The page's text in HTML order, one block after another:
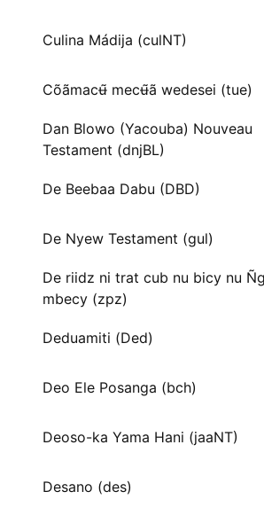
Culina Mádija (culNT)
Cõãmacʉ̃ mecʉ̃ã wedesei (tue)
Dan Blowo (Yacouba) Nouveau
Testament (dnjBL)
De Beebaa Dabu (DBD)
De Nyew Testament (gul)
De riidz ni trat cub nu bicy nu
mbecy (zpz)
Deduamiti (Ded)
Deo Ele Posanga (bch)
Deoso-ka Yama Hani (jaaNT)
Desano (des)